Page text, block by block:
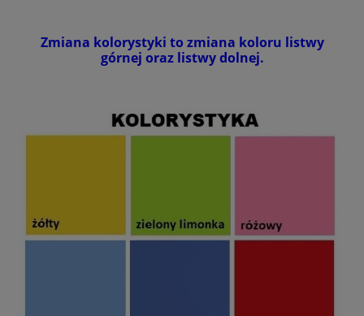
Zmiana kolorystyki to zmiana koloru listwy
górnej oraz listwy dolnej.